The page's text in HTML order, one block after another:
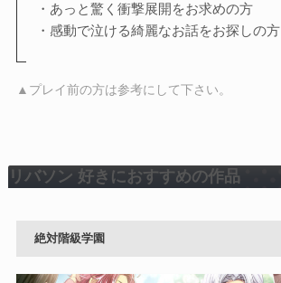
・あっと驚く衝撃展開をお求めの方
・感動で泣ける綺麗なお話をお探しの方
▲プレイ前の方は参考にして下さい。
リバソン 好きにおすすめの作品
絶対階級学園